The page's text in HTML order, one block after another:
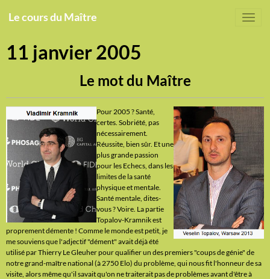
Le cours du Maître
11 janvier 2005
Le mot du Maître
Pour 2005 ? Santé,
certes. Sobriété, pas
nécessairement.
Réussite, bien sûr. Et une
plus grande passion
pour les Echecs, dans les
limites de la santé
physique et mentale.
Santé mentale, dites-
vous ? Voire. La partie
Topalov-Kramnik est
proprement démente ! Comme le monde est petit, je
me souviens que l'adjectif "dément" avait déjà été
utilisé par Thierry Le Gleuher pour qualifier un des premiers "coups de génie" de
notre grand-maître national (à 2750 Elo) du problème, qui nous fit l'honneur de sa
visite, alors même qu'il savait qu'on ne traiterait pas de problèmes avant d'être à